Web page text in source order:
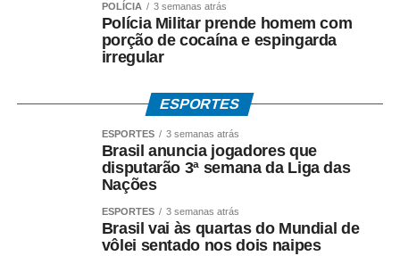
presente em todas as fases, do projeto à execução, com
base nos princípios do Desenho Universal”, ressaltou,
citando a participação do engenheiro Oswaldo Rafael
Rangel.
A iniciativa reforça a trajetória iniciada em 2006, quando
foram implementadas as primeiras adaptações – rampas,
nivelamento de pisos, banheiros acessíveis e calçada
tátil – e consolida a CASACOR como referência nacional
em arquitetura universal.
POLÍCIA 3 semanas atrás
Polícia Militar prende homem com
porção de cocaína e espingarda
irregular
ESPORTES
ESPORTES 3 semanas atrás
Brasil anuncia jogadores que
disputarão 3ª semana da Liga das
Nações
ESPORTES 3 semanas atrás
Brasil vai às quartas do Mundial de
vôlei sentado nos dois naipes